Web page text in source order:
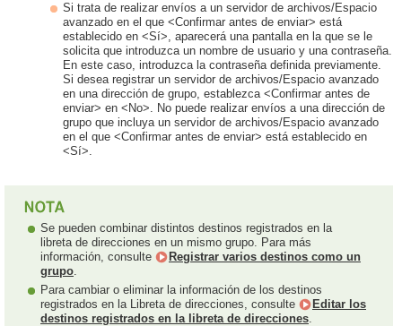
Si trata de realizar envíos a un servidor de archivos/Espacio
avanzado en el que <Confirmar antes de enviar> está
establecido en <Sí>, aparecerá una pantalla en la que se le
solicita que introduzca un nombre de usuario y una contraseña.
En este caso, introduzca la contraseña definida previamente.
Si desea registrar un servidor de archivos/Espacio avanzado
en una dirección de grupo, establezca <Confirmar antes de
enviar> en <No>. No puede realizar envíos a una dirección de
grupo que incluya un servidor de archivos/Espacio avanzado
en el que <Confirmar antes de enviar> está establecido en
<Sí>.
Se pueden combinar distintos destinos registrados en la
libreta de direcciones en un mismo grupo. Para más
información, consulte
Registrar varios destinos como un
grupo.
Para cambiar o eliminar la información de los destinos
registrados en la Libreta de direcciones, consulte
Editar los
destinos registrados en la libreta de direcciones.